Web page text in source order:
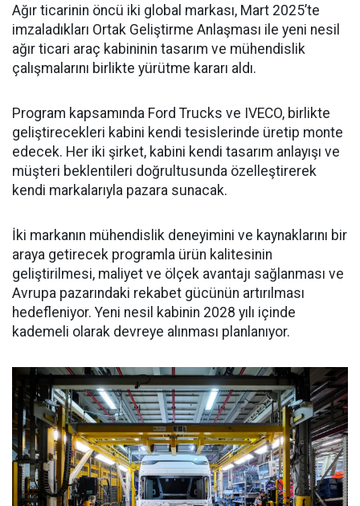
Ağır ticarinin öncü iki global markası, Mart 2025’te
imzaladıkları Ortak Geliştirme Anlaşması ile yeni nesil
ağır ticari araç kabininin tasarım ve mühendislik
çalışmalarını birlikte yürütme kararı aldı.
Program kapsamında Ford Trucks ve IVECO, birlikte
geliştirecekleri kabini kendi tesislerinde üretip monte
edecek. Her iki şirket, kabini kendi tasarım anlayışı ve
müşteri beklentileri doğrultusunda özelleştirerek
kendi markalarıyla pazara sunacak.
İki markanın mühendislik deneyimini ve kaynaklarını bir
araya getirecek programla ürün kalitesinin
geliştirilmesi, maliyet ve ölçek avantajı sağlanması ve
Avrupa pazarındaki rekabet gücünün artırılması
hedefleniyor. Yeni nesil kabinin 2028 yılı içinde
kademeli olarak devreye alınması planlanıyor.